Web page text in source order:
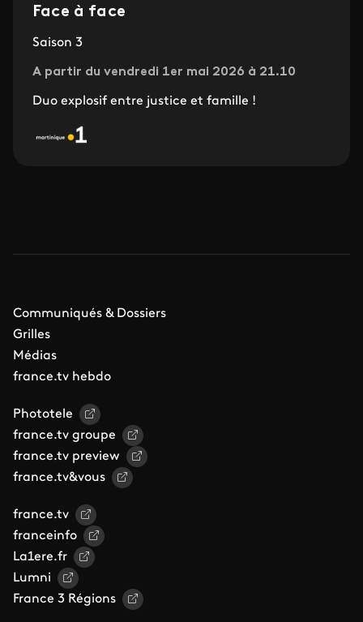
Face à face
Saison 3
A partir du vendredi 1er mai 2026 à 21.10
Duo explosif entre justice et famille !
Communiqués & Dossiers
Grilles
Médias
france.tv hebdo
Phototele
france.tv groupe
france.tv preview
france.tv&vous
france.tv
franceinfo
La1ere.fr
Lumni
France 3 Régions